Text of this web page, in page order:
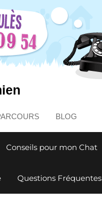
BLOG
Conseils pour mon Chat
Questions Fréquentes